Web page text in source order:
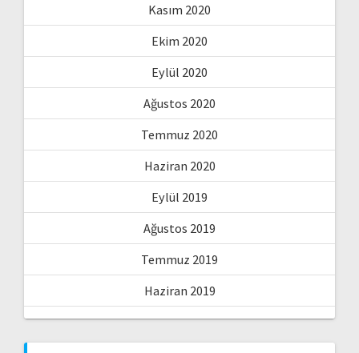
Kasım 2020
Ekim 2020
Eylül 2020
Ağustos 2020
Temmuz 2020
Haziran 2020
Eylül 2019
Ağustos 2019
Temmuz 2019
Haziran 2019